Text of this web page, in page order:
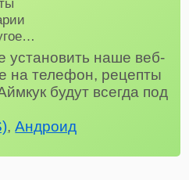
установить наше веб-
на телефон, рецепты
будут всегда под
,Андроид